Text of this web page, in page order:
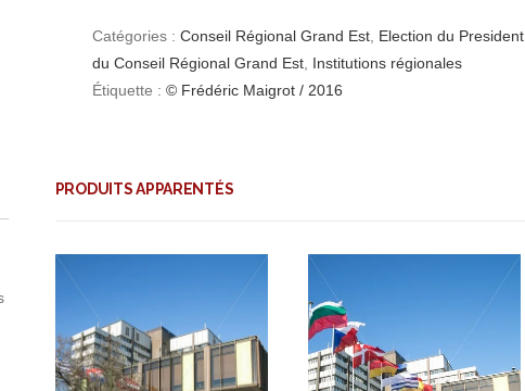
Catégories : Conseil Régional Grand Est, Election du President
du Conseil Régional Grand Est, Institutions régionales
Étiquette : © Frédéric Maigrot / 2016
PRODUITS APPARENTÉS